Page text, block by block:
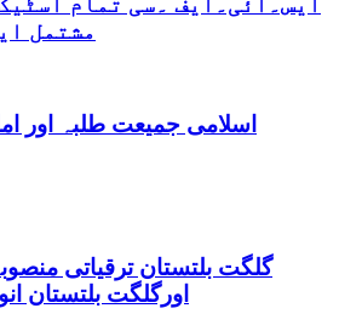
مشتمل
اسلامی جمیعت طلبہ اور
اورگلگت بلتستان